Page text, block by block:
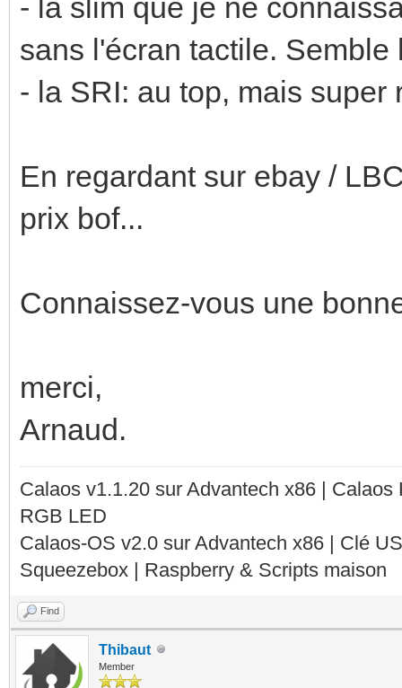
- la slim que je ne
sans l'écran tactile.
- la SRI: au top, mais super
En regardant sur ebay /
prix bof...
Connaissez-vous une
merci,
Arnaud.
Calaos v1.1.20 sur Advantech x86 |
RGB LED
Calaos-OS v2.0 sur Advantech x86 | Clé
Squeezebox | Raspberry & Scripts maison
Find
Thibaut
Member